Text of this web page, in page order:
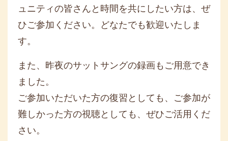
ュニティの皆さんと時間を共にしたい方は、 ぜ
ひご参加ください。どなたでも歓迎いたしま
す。
また、昨夜のサットサングの録画もご用意でき
ました。
ご参加いただいた方の復習としても、 ご参加が
難しかった方の視聴としても、ぜひご活用くだ
さい。